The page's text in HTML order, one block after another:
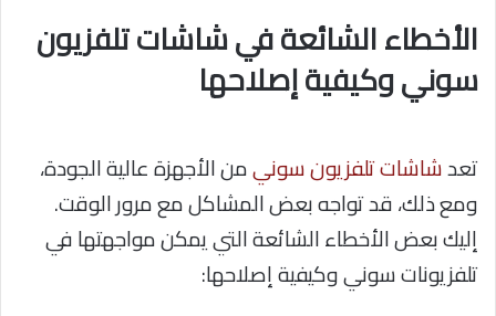
الأخطاء الشائعة في شاشات تلفزيون
سوني وكيفية إصلاحها
تعدشاشات تلفزيون سونيمن الأجهزة عالية الجودة،
ومع ذلك، قد تواجه بعض المشاكل مع مرور الوقت.
إليك بعض الأخطاء الشائعة التي يمكن مواجهتها في
تلفزيونات سوني وكيفية إصلاحها: